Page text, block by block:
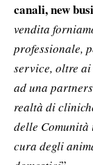
canali, new
vendita
professionale,
service, oltre
ad una
realtà di
delle
cura degli